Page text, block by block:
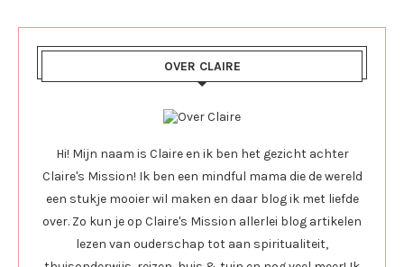
OVER CLAIRE
Hi! Mijn naam is Claire en ik ben het gezicht achter
Claire's Mission! Ik ben een mindful mama die de wereld
een stukje mooier wil maken en daar blog ik met liefde
over. Zo kun je op Claire's Mission allerlei blog artikelen
lezen van ouderschap tot aan spiritualiteit,